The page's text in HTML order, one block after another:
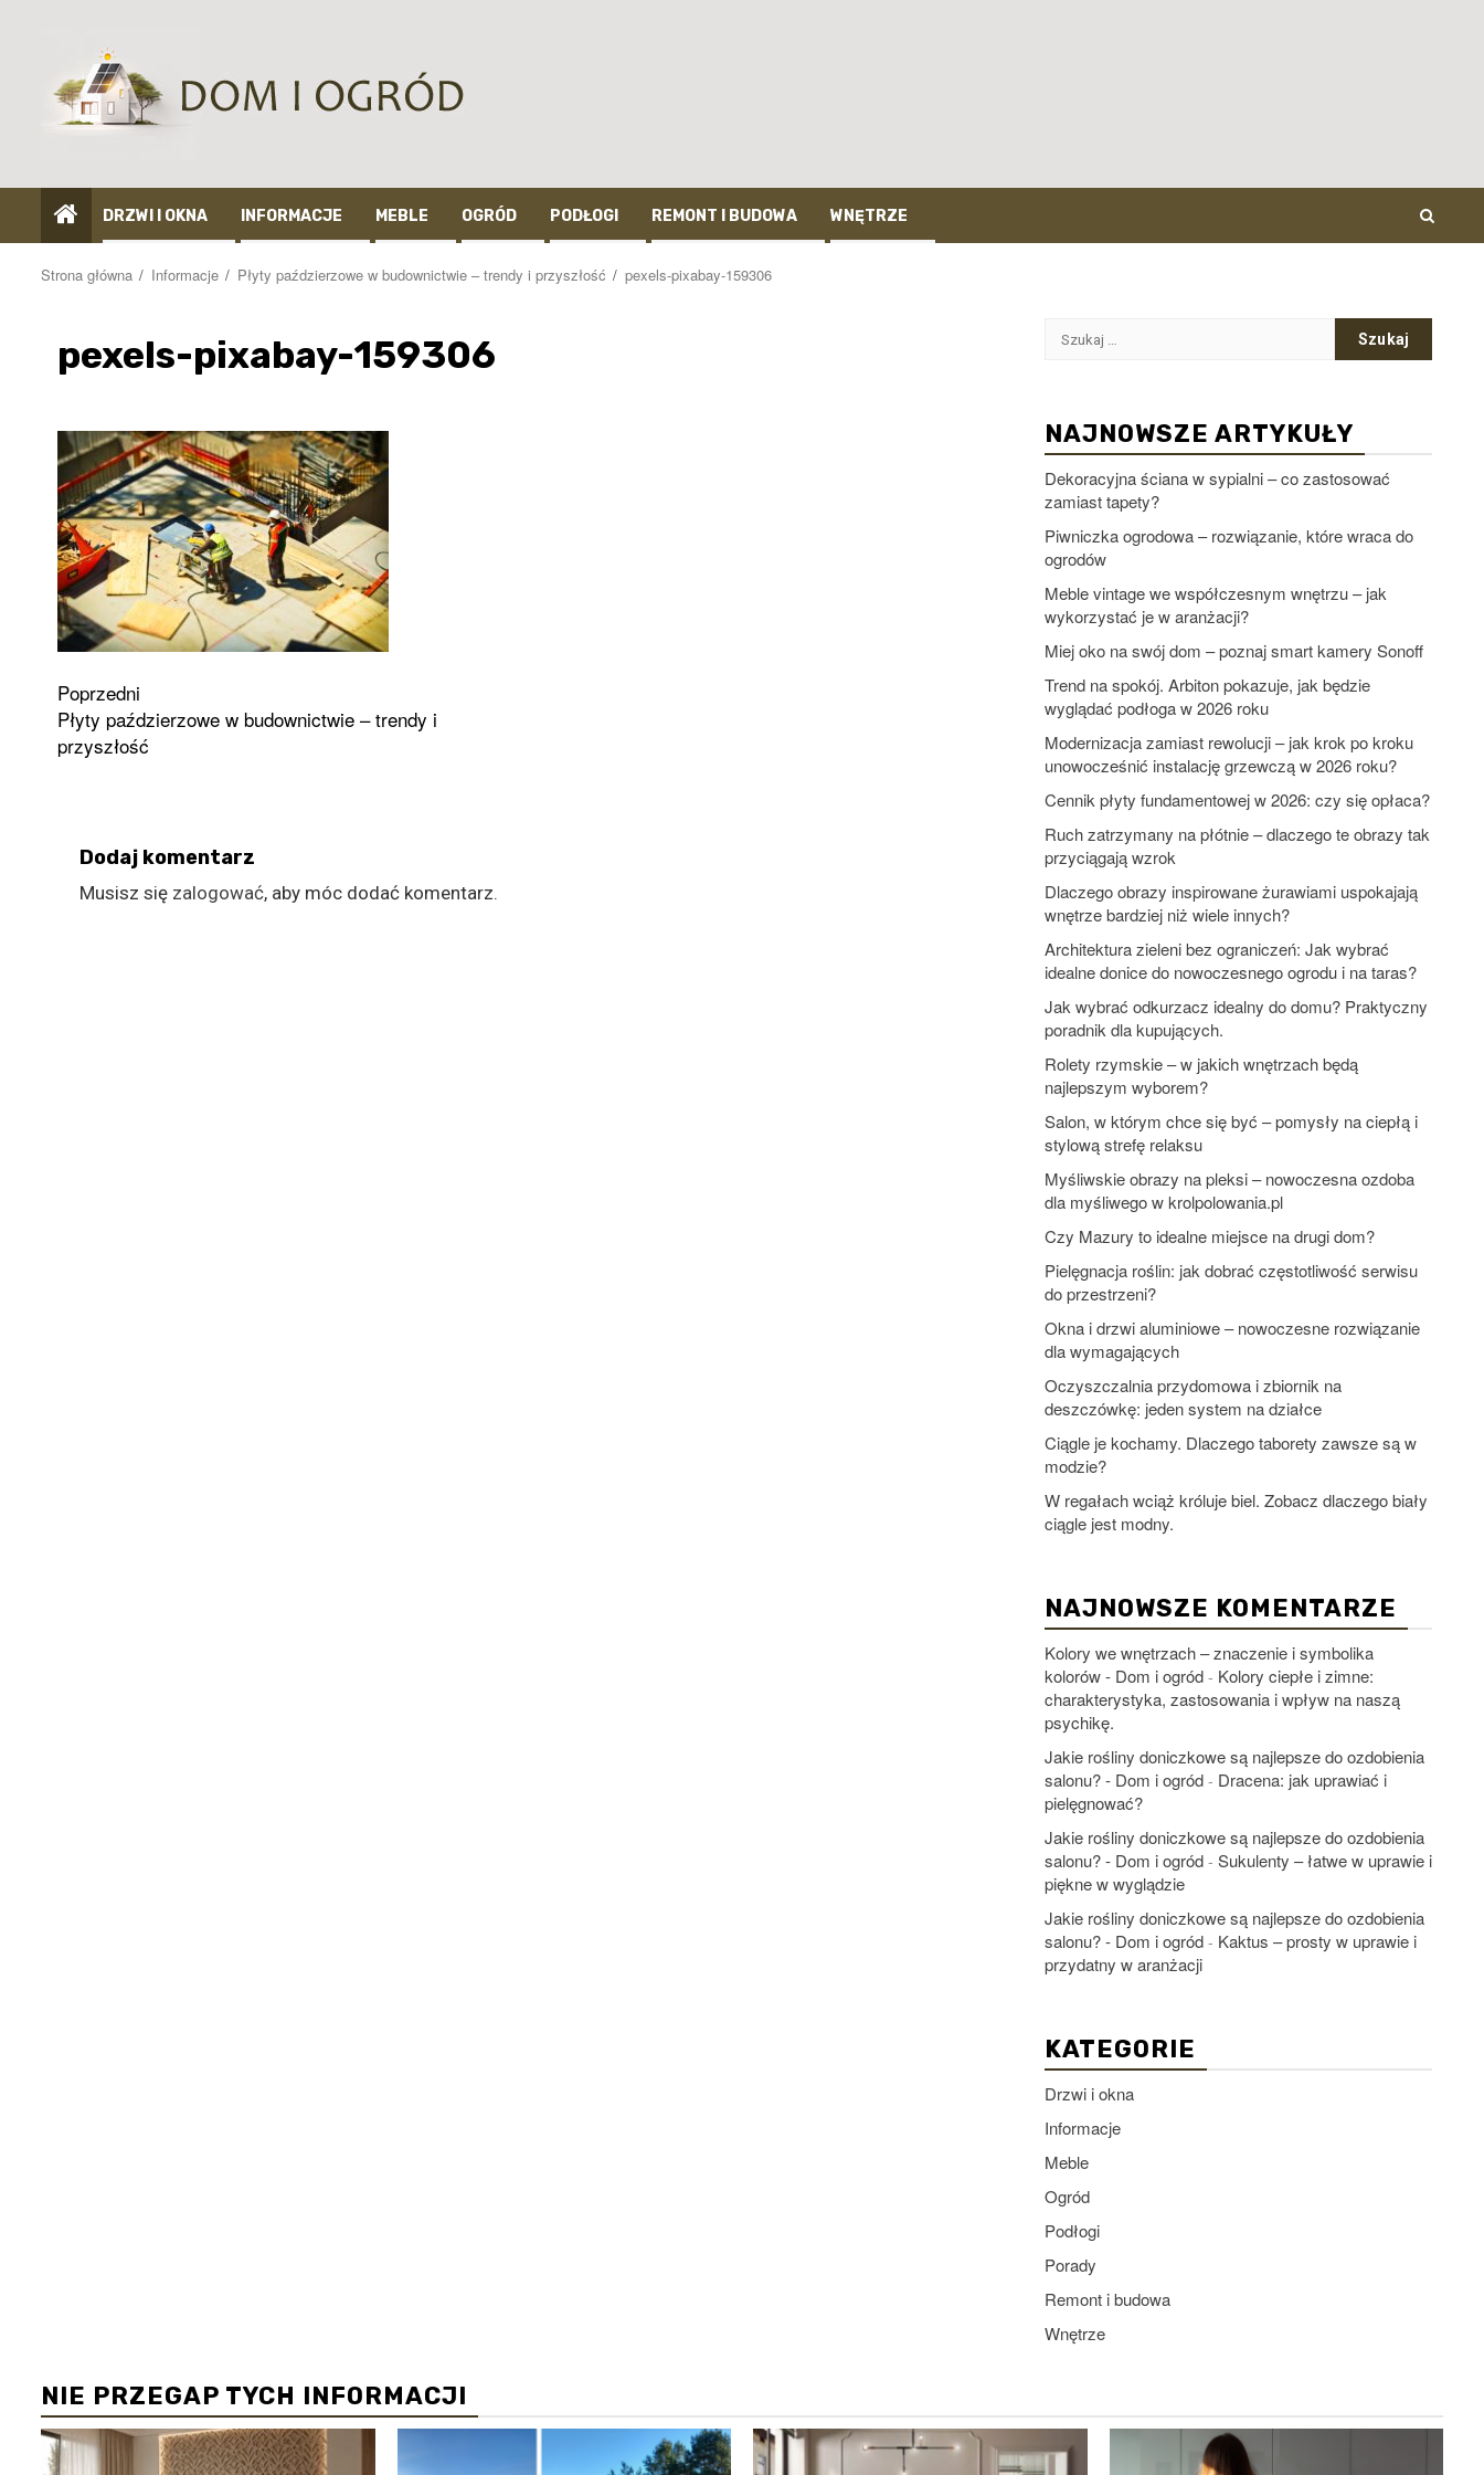
DRZWI I OKNA INFORMACJE MEBLE OGRÓD PODŁOGI REMONT I BUDOWA WNĘTRZE
Strona główna Informacje Płyty paździerzowe w budownictwie – trendy i przyszłość pexels-pixabay-159306
pexels-pixabay-159306
Zobacz
wpisy
Poprzedni
Płyty paździerzowe w budownictwie – trendy i
przyszłość
Dodaj komentarz
Musisz się zalogować, aby móc dodać komentarz.
Szukaj:
NAJNOWSZE ARTYKUŁY
Dekoracyjna ściana w sypialni – co zastosować
zamiast tapety?
Piwniczka ogrodowa – rozwiązanie, które wraca do
ogrodów
Meble vintage we współczesnym wnętrzu – jak
wykorzystać je w aranżacji?
Miej oko na swój dom – poznaj smart kamery Sonoff
Trend na spokój. Arbiton pokazuje, jak będzie
wyglądać podłoga w 2026 roku
Modernizacja zamiast rewolucji – jak krok po kroku
unowocześnić instalację grzewczą w 2026 roku?
Cennik płyty fundamentowej w 2026: czy się opłaca?
Ruch zatrzymany na płótnie – dlaczego te obrazy tak
przyciągają wzrok
Dlaczego obrazy inspirowane żurawiami uspokajają
wnętrze bardziej niż wiele innych?
Architektura zieleni bez ograniczeń: Jak wybrać
idealne donice do nowoczesnego ogrodu i na taras?
Jak wybrać odkurzacz idealny do domu? Praktyczny
poradnik dla kupujących.
Rolety rzymskie – w jakich wnętrzach będą
najlepszym wyborem?
Salon, w którym chce się być – pomysły na ciepłą i
stylową strefę relaksu
Myśliwskie obrazy na pleksi – nowoczesna ozdoba
dla myśliwego w krolpolowania.pl
Czy Mazury to idealne miejsce na drugi dom?
Pielęgnacja roślin: jak dobrać częstotliwość serwisu
do przestrzeni?
Okna i drzwi aluminiowe – nowoczesne rozwiązanie
dla wymagających
Oczyszczalnia przydomowa i zbiornik na
deszczówkę: jeden system na działce
Ciągle je kochamy. Dlaczego taborety zawsze są w
modzie?
W regałach wciąż króluje biel. Zobacz dlaczego biały
ciągle jest modny.
NAJNOWSZE KOMENTARZE
Kolory we wnętrzach – znaczenie i symbolika
kolorów - Dom i ogród - Kolory ciepłe i zimne:
charakterystyka, zastosowania i wpływ na naszą
psychikę.
Jakie rośliny doniczkowe są najlepsze do ozdobienia
salonu? - Dom i ogród - Dracena: jak uprawiać i
pielęgnować?
Jakie rośliny doniczkowe są najlepsze do ozdobienia
salonu? - Dom i ogród - Sukulenty – łatwe w uprawie i
piękne w wyglądzie
Jakie rośliny doniczkowe są najlepsze do ozdobienia
salonu? - Dom i ogród - Kaktus – prosty w uprawie i
przydatny w aranżacji
KATEGORIE
Drzwi i okna
Informacje
Meble
Ogród
Podłogi
Porady
Remont i budowa
Wnętrze
NIE PRZEGAP TYCH INFORMACJI